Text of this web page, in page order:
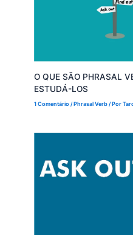
O QUE SÃO PHRASAL
ESTUDÁ-LOS
1 Comentário /Phrasal Verb/ Por